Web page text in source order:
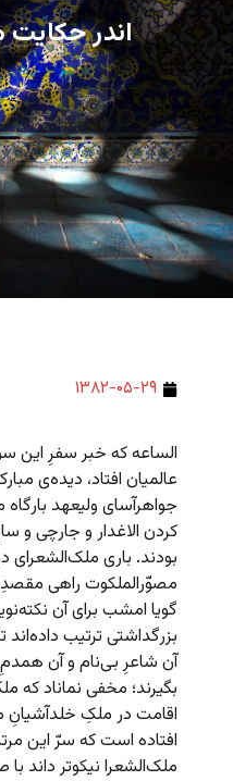
اندر حکایت
۱۳۸۲-۰۵-۲۹
الساعه که خبر سفرِ این
عالمیان افتاد، دیده‌ی
جواهرآسای ولیعهد
کردن الاغدار و جارچی و
بودند. باری ملک‌الشعرای
مصوّرالملکوت راهی
گویا امشب برای آن
بزرگداشتی ترتیب
آن شاعرِ بی‌نام و آن
بگیرند؛ مخفی نماناد که
اقامت در ملکِ
افتاده است که سرّ این
ملک‌الشعرا نیکوتر داند